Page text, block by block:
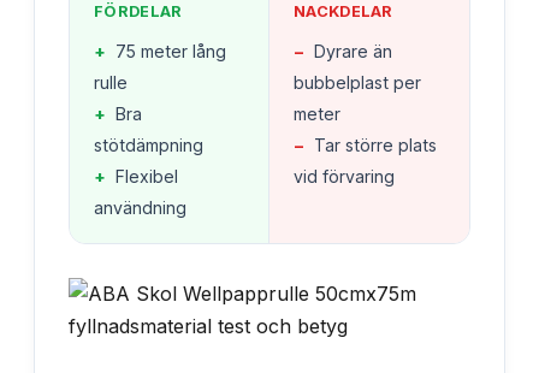
FÖRDELAR
+ 75 meter lång
rulle
+ Bra
stötdämpning
+ Flexibel
användning
NACKDELAR
− Dyrare än
bubbelplast per
meter
− Tar större plats
vid förvaring